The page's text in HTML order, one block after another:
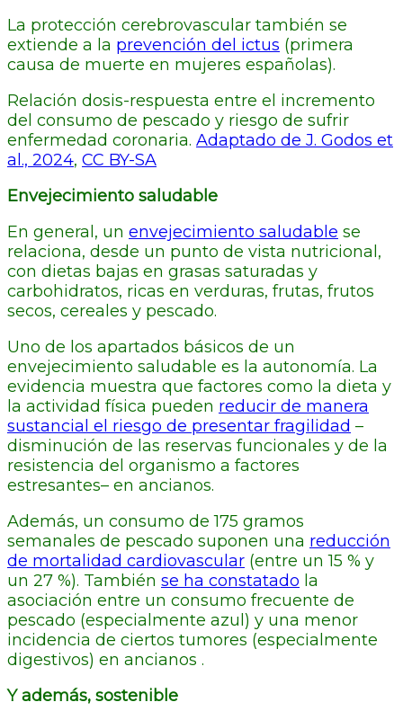
La protección cerebrovascular también se
extiende a la prevención del ictus (primera
causa de muerte en mujeres españolas).
Relación dosis-respuesta entre el incremento
del consumo de pescado y riesgo de sufrir
enfermedad coronaria. Adaptado de J. Godos et
al., 2024, CC BY-SA
Envejecimiento saludable
En general, un envejecimiento saludable se
relaciona, desde un punto de vista nutricional,
con dietas bajas en grasas saturadas y
carbohidratos, ricas en verduras, frutas, frutos
secos, cereales y pescado.
Uno de los apartados básicos de un
envejecimiento saludable es la autonomía. La
evidencia muestra que factores como la dieta y
la actividad física pueden reducir de manera
sustancial el riesgo de presentar fragilidad –
disminución de las reservas funcionales y de la
resistencia del organismo a factores
estresantes– en ancianos.
Además, un consumo de 175 gramos
semanales de pescado suponen una reducción
de mortalidad cardiovascular (entre un 15 % y
un 27 %). También se ha constatado la
asociación entre un consumo frecuente de
pescado (especialmente azul) y una menor
incidencia de ciertos tumores (especialmente
digestivos) en ancianos .
Y además, sostenible